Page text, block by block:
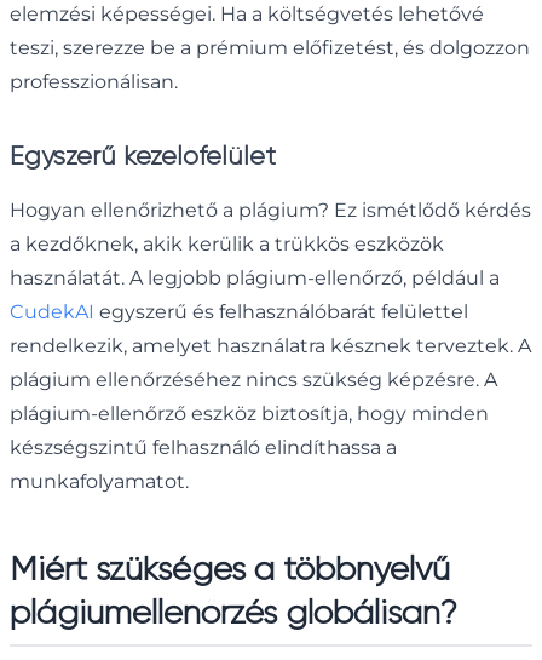
elemzési képességei. Ha a költségvetés lehetővé
teszi, szerezze be a prémium előfizetést, és dolgozzon
professzionálisan.
Egyszerű kezelőfelület
Hogyan ellenőrizhető a plágium? Ez ismétlődő kérdés
a kezdőknek, akik kerülik a trükkös eszközök
használatát. A legjobb plágium-ellenőrző, például a
CudekAI egyszerű és felhasználóbarát felülettel
rendelkezik, amelyet használatra késznek terveztek. A
plágium ellenőrzéséhez nincs szükség képzésre. A
plágium-ellenőrző eszköz biztosítja, hogy minden
készségszintű felhasználó elindíthassa a
munkafolyamatot.
Miért szükséges a többnyelvű
plágiumellenőrzés globálisan?